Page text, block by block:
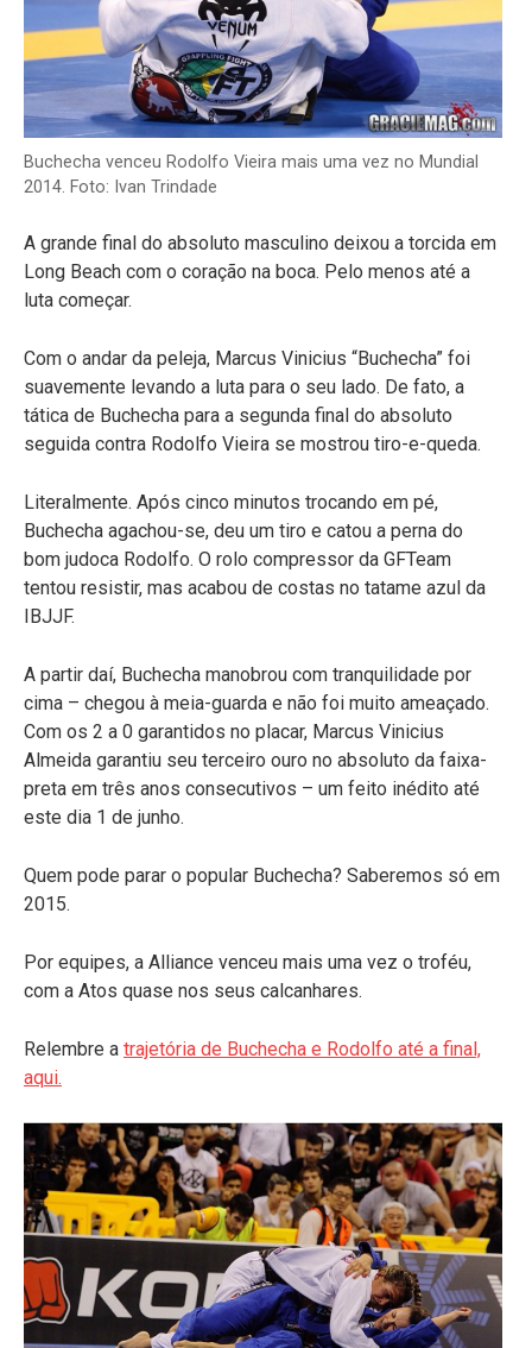
Buchecha venceu Rodolfo Vieira mais uma vez no Mundial
2014. Foto: Ivan Trindade
A grande final do absoluto masculino deixou a torcida em
Long Beach com o coração na boca. Pelo menos até a
luta começar.
Com o andar da peleja, Marcus Vinicius “Buchecha” foi
suavemente levando a luta para o seu lado. De fato, a
tática de Buchecha para a segunda final do absoluto
seguida contra Rodolfo Vieira se mostrou tiro-e-queda.
Literalmente. Após cinco minutos trocando em pé,
Buchecha agachou-se, deu um tiro e catou a perna do
bom judoca Rodolfo. O rolo compressor da GFTeam
tentou resistir, mas acabou de costas no tatame azul da
IBJJF.
A partir daí, Buchecha manobrou com tranquilidade por
cima – chegou à meia-guarda e não foi muito ameaçado.
Com os 2 a 0 garantidos no placar, Marcus Vinicius
Almeida garantiu seu terceiro ouro no absoluto da faixa-
preta em três anos consecutivos – um feito inédito até
este dia 1 de junho.
Quem pode parar o popular Buchecha? Saberemos só em
2015.
Por equipes, a Alliance venceu mais uma vez o troféu,
com a Atos quase nos seus calcanhares.
Relembre a trajetória de Buchecha e Rodolfo até a final,
aqui.